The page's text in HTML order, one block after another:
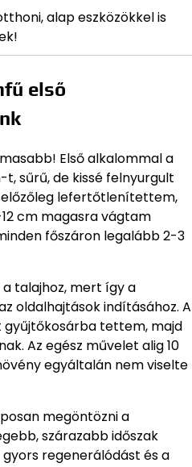
alap eszközökkel is
első
Első alkalommal a
sűrű, de kissé felnyurgult
lefertőtlenítettem,
cm magasra vágtam
főszáron legalább 2-3
talajhoz, mert így a
oldalhajtások indításához. A
tettem, majd
Az egész művelet alig 10
egyáltalán nem viselte
megöntözni a
szárazabb időszak
gyors regenerálódást és a